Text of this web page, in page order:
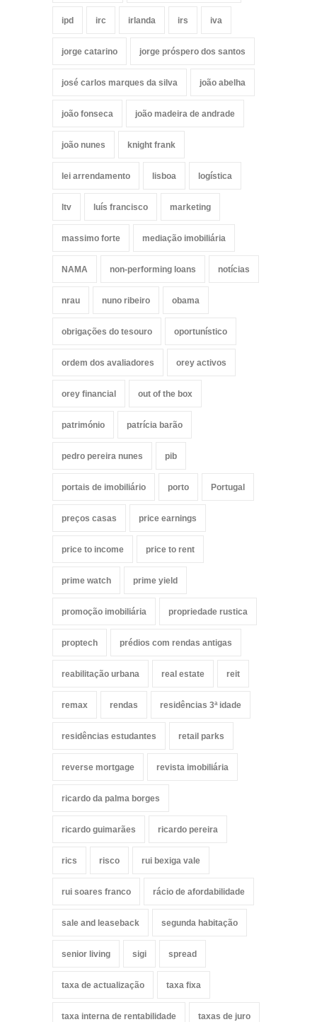
ipd irc irlanda irs iva
jorge catarino jorge próspero dos santos
josé carlos marques da silva joão abelha
joão fonseca joão madeira de andrade
joão nunes knight frank
lei arrendamento lisboa logística
ltv luís francisco marketing
massimo forte mediação imobiliária
NAMA non-performing loans notícias
nrau nuno ribeiro obama
obrigações do tesouro oportunístico
ordem dos avaliadores orey activos
orey financial out of the box
património patrícia barão
pedro pereira nunes pib
portais de imobiliário porto Portugal
preços casas price earnings
price to income price to rent
prime watch prime yield
promoção imobiliária propriedade rustica
proptech prédios com rendas antigas
reabilitação urbana real estate reit
remax rendas residências 3ª idade
residências estudantes retail parks
reverse mortgage revista imobiliária
ricardo da palma borges
ricardo guimarães ricardo pereira
rics risco rui bexiga vale
rui soares franco rácio de afordabilidade
sale and leaseback segunda habitação
senior living sigi spread
taxa de actualização taxa fixa
taxa interna de rentabilidade taxas de juro